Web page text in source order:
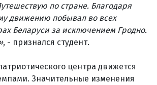
по стране. Благодаря
движению побывал во всех
Беларуси за исключением Гродно.
, - признался студент.
центра движется
Значительные изменения